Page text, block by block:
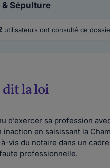
& Sépulture
utilisateurs ont consulté ce
dit la loi
d’exercer sa profession
inaction en saisissant la
vis du notaire dans un
professionnelle.